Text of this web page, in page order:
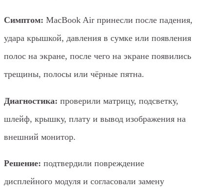
Симптом: MacBook Air принесли после падения,
удара крышкой, давления в сумке или появления
полос на экране, после чего на экране появились
трещины, полосы или чёрные пятна.
Диагностика: проверили матрицу, подсветку,
шлейф, крышку, плату и вывод изображения на
внешний монитор.
Решение: подтвердили повреждение
дисплейного модуля и согласовали замену